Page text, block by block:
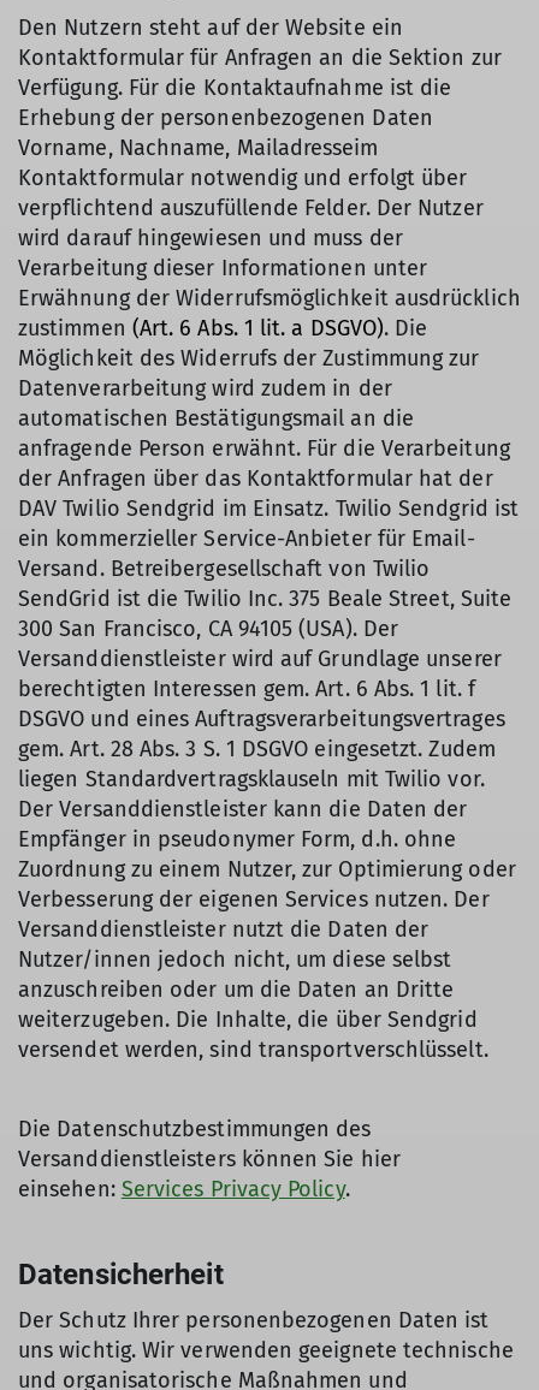
Den Nutzern steht auf der Website ein
Kontaktformular für Anfragen an die Sektion zur
Verfügung. Für die Kontaktaufnahme ist die
Erhebung der personenbezogenen Daten
Vorname, Nachname, Mailadresseim
Kontaktformular notwendig und erfolgt über
verpflichtend auszufüllende Felder. Der Nutzer
wird darauf hingewiesen und muss der
Verarbeitung dieser Informationen unter
Erwähnung der Widerrufsmöglichkeit ausdrücklich
zustimmen (Art. 6 Abs. 1 lit. a DSGVO). Die
Möglichkeit des Widerrufs der Zustimmung zur
Datenverarbeitung wird zudem in der
automatischen Bestätigungsmail an die
anfragende Person erwähnt. Für die Verarbeitung
der Anfragen über das Kontaktformular hat der
DAV Twilio Sendgrid im Einsatz. Twilio Sendgrid ist
ein kommerzieller Service-Anbieter für Email-
Versand. Betreibergesellschaft von Twilio
SendGrid ist die Twilio Inc. 375 Beale Street, Suite
300 San Francisco, CA 94105 (USA). Der
Versanddienstleister wird auf Grundlage unserer
berechtigten Interessen gem. Art. 6 Abs. 1 lit. f
DSGVO und eines Auftragsverarbeitungsvertrages
gem. Art. 28 Abs. 3 S. 1 DSGVO eingesetzt. Zudem
liegen Standardvertragsklauseln mit Twilio vor.
Der Versanddienstleister kann die Daten der
Empfänger in pseudonymer Form, d.h. ohne
Zuordnung zu einem Nutzer, zur Optimierung oder
Verbesserung der eigenen Services nutzen. Der
Versanddienstleister nutzt die Daten der
Nutzer/innen jedoch nicht, um diese selbst
anzuschreiben oder um die Daten an Dritte
weiterzugeben. Die Inhalte, die über Sendgrid
versendet werden, sind transportverschlüsselt.
Die Datenschutzbestimmungen des
Versanddienstleisters können Sie hier
einsehen: Services Privacy Policy.
Datensicherheit
Der Schutz Ihrer personenbezogenen Daten ist
uns wichtig. Wir verwenden geeignete technische
und organisatorische Maßnahmen und